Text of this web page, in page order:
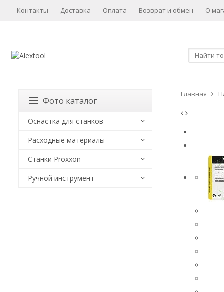
Контакты Доставка Оплата Возврат и обмен О
Фото каталог
Оснастка для станков
Расходные материалы
Станки Proxxon
Ручной инструмент
Главная